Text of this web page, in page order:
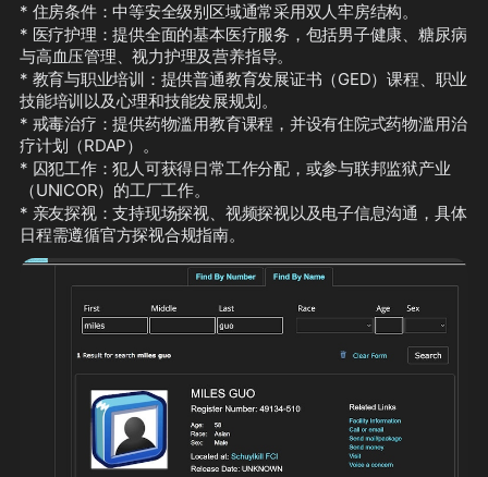
* 住房条件：中等安全级别区域通常采用双人牢房结构。
* 医疗护理：提供全面的基本医疗服务，包括男子健康、糖尿病
与高血压管理、视力护理及营养指导。
* 教育与职业培训：提供普通教育发展证书（GED）课程、职业
技能培训以及心理和技能发展规划。
* 戒毒治疗：提供药物滥用教育课程，并设有住院式药物滥用治
疗计划（RDAP）。
* 囚犯工作：犯人可获得日常工作分配，或参与联邦监狱产业
（UNICOR）的工厂工作。
* 亲友探视：支持现场探视、视频探视以及电子信息沟通，具体
日程需遵循官方探视合规指南。